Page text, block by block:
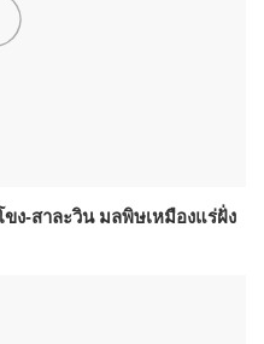
ง-สาละวิน มลพิษเหมืองแร่ฝั่ง